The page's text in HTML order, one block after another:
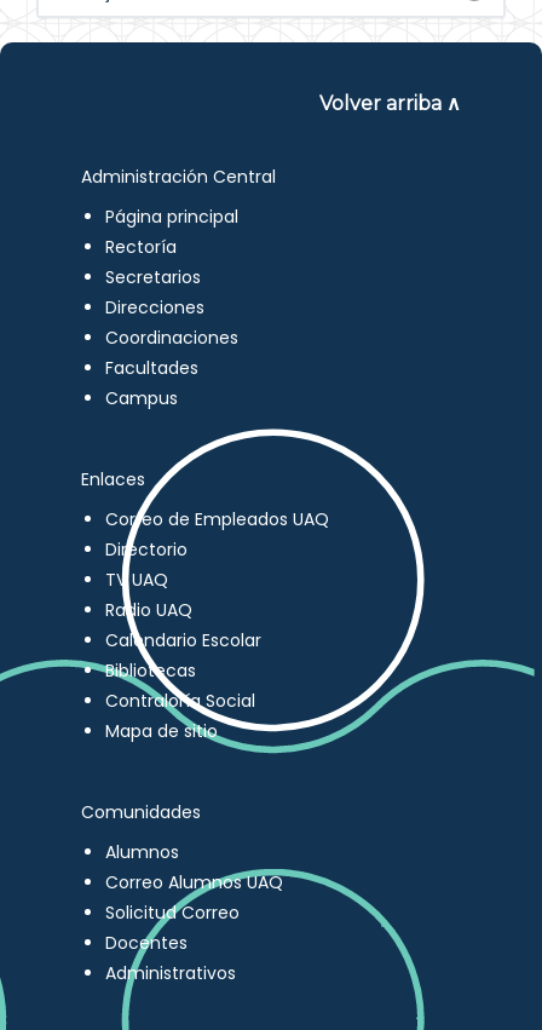
Volver arriba ∧
Administración Central
Página principal
Rectoría
Secretarios
Direcciones
Coordinaciones
Facultades
Campus
Enlaces
Correo de Empleados UAQ
Directorio
TV UAQ
Radio UAQ
Calendario Escolar
Bibliotecas
Contraloría Social
Mapa de sitio
Comunidades
Alumnos
Correo Alumnos UAQ
Solicitud Correo
Docentes
Administrativos